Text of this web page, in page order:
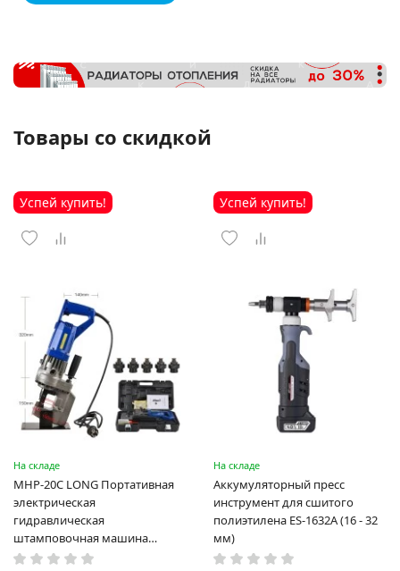
Товары со скидкой
Успей купить!
На складе
MHP-20C LONG Портативная
электрическая
гидравлическая
штамповочная машина
высокая мощность и мощный
Успей купить!
На складе
Аккумуляторный пресс
инструмент для сшитого
полиэтилена ES-1632A (16 - 32
мм)